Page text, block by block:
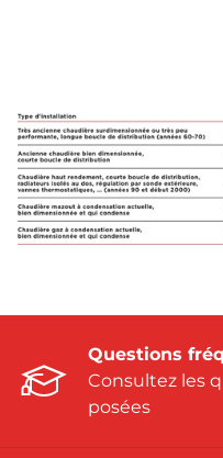
Questions
Consultez les
posées